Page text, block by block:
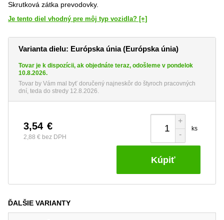
Skrutková zátka prevodovky.
Je tento diel vhodný pre môj typ vozidla? [+]
Varianta dielu: Európska únia (Európska únia)
Tovar je k dispozícii, ak objednáte teraz, odošleme v pondelok
10.8.2026.
Tovar by Vám mal byť doručený najneskôr do štyroch pracovných
dní, teda do stredy 12.8.2026.
3,54 €
2,88 € bez DPH -
+
ks
Kúpiť
ĎALŠIE VARIANTY